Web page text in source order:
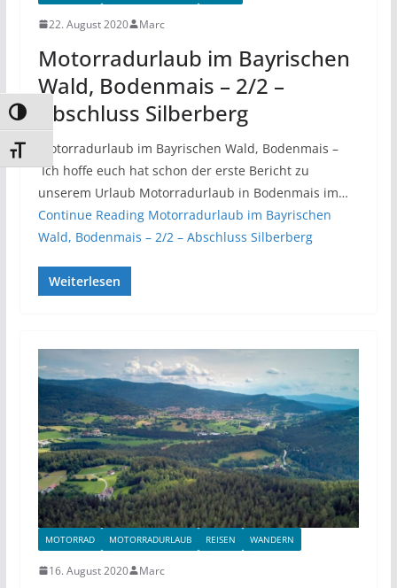
Umschalten auf hohe Kontraste
Schrift vergrößern
22. August 2020 Marc
Motorradurlaub im Bayrischen
Wald, Bodenmais – 2/2 –
Abschluss Silberberg
Motorradurlaub im Bayrischen Wald, Bodenmais –
Ich hoffe euch hat schon der erste Bericht zu
unserem Urlaub Motorradurlaub in Bodenmais im…
Continue ReadingMotorradurlaub im Bayrischen
Wald, Bodenmais – 2/2 – Abschluss Silberberg
Weiterlesen
MOTORRAD MOTORRADURLAUB REISEN WANDERN
16. August 2020 Marc